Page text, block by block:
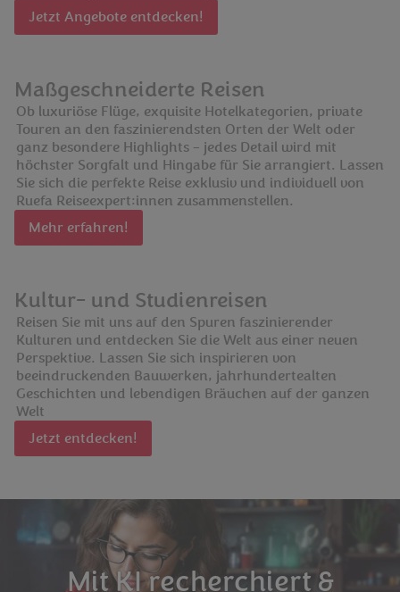
Jetzt Angebote entdecken!
Maßgeschneiderte Reisen
Ob luxuriöse Flüge, exquisite Hotelkategorien, private
Touren an den faszinierendsten Orten der Welt oder
ganz besondere Highlights – jedes Detail wird mit
höchster Sorgfalt und Hingabe für Sie arrangiert. Lassen
Sie sich die perfekte Reise exklusiv und individuell von
Ruefa Reiseexpert:innen zusammenstellen.
Mehr erfahren!
Kultur- und Studienreisen
Reisen Sie mit uns auf den Spuren faszinierender
Kulturen und entdecken Sie die Welt aus einer neuen
Perspektive. Lassen Sie sich inspirieren von
beeindruckenden Bauwerken, jahrhundertealten
Geschichten und lebendigen Bräuchen auf der ganzen
Welt
Jetzt entdecken!
Mit KI recherchiert &